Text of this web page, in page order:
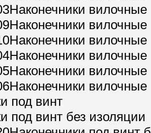
под винт
под винт без изоляции